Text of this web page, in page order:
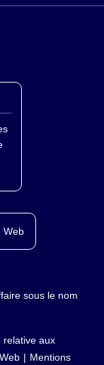
Web
sous le nom
relative aux
Mentions